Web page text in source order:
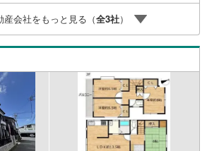
取り揃えております。またリフォームの相
◇インターネット予約で当日現地見学が可
室内・現地を見学する］をクリック（2）本
ご希望の方は「ご要望・ご質問欄」に希望日
さい！
産会社をもっと見る（全3社）